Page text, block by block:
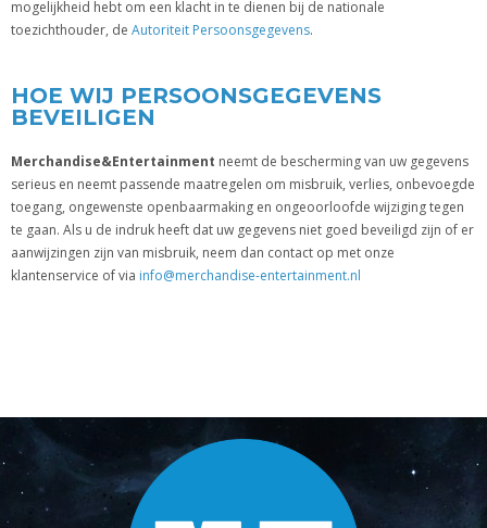
mogelijkheid hebt om een klacht in te dienen bij de nationale
toezichthouder, de Autoriteit Persoonsgegevens.
HOE WIJ PERSOONSGEGEVENS
BEVEILIGEN
Merchandise&Entertainment neemt de bescherming van uw gegevens
serieus en neemt passende maatregelen om misbruik, verlies, onbevoegde
toegang, ongewenste openbaarmaking en ongeoorloofde wijziging tegen
te gaan. Als u de indruk heeft dat uw gegevens niet goed beveiligd zijn of er
aanwijzingen zijn van misbruik, neem dan contact op met onze
klantenservice of via info@merchandise-entertainment.nl